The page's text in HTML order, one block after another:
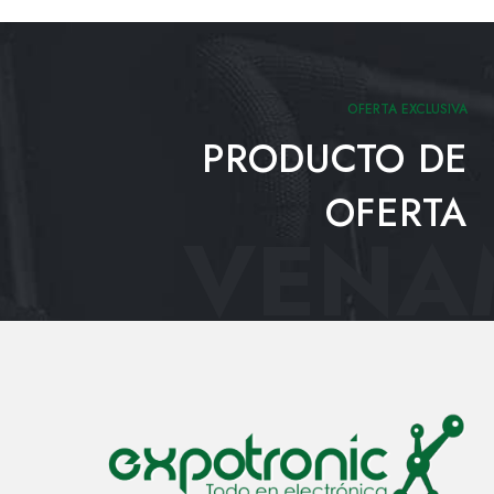
OFERTA EXCLUSIVA
PRODUCTO DE
OFERTA